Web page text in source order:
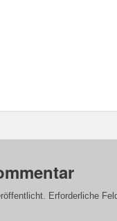
Erforderliche